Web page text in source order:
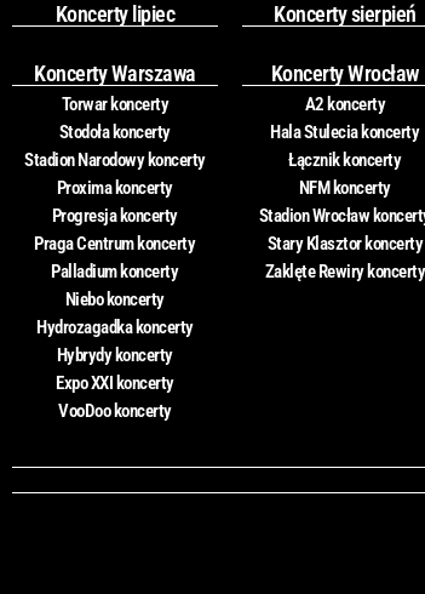
Koncerty lipiec
Koncerty sierpień
Koncerty Warszawa
Torwar koncerty
Stodoła koncerty
Stadion Narodowy koncerty
Proxima koncerty
Progresja koncerty
Praga Centrum koncerty
Palladium koncerty
Niebo koncerty
Hydrozagadka koncerty
Hybrydy koncerty
Expo XXI koncerty
VooDoo koncerty
Koncerty Wrocław
A2 koncerty
Hala Stulecia koncerty
Łącznik koncerty
NFM koncerty
Stadion Wrocław
Stary Klasztor koncerty
Zaklęte Rewiry koncerty